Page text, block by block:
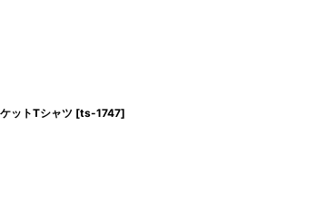
ットTシャツ [ts-1747]